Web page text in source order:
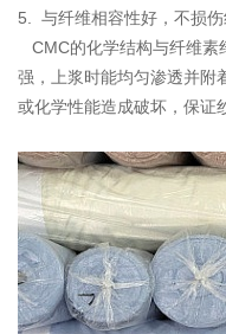
5. 与纤维相容性好，不损
CMC的化学结构与纤维素
强，上浆时能均匀渗透并附
或化学性能造成破坏，保证